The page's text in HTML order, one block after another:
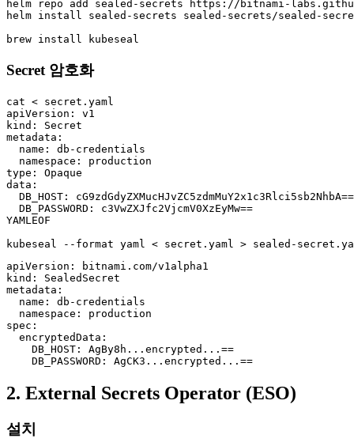
helm repo add sealed-secrets https://bitnami-
helm install sealed-secrets sealed-secrets/sealed-
brew install kubeseal
Secret 암호화
cat < secret.yaml
apiVersion: v1
kind: Secret
metadata:
  name: db-credentials
  namespace: production
type: Opaque
data:
  DB_HOST: cG9zdGdyZXMucHJvZC5zdmMuY2x1c3Rlci5sb2NhbA==
  DB_PASSWORD: c3VwZXJfc2VjcmV0XzEyMw==
YAMLEOF
kubeseal --format yaml < secret.yaml > sealed-
apiVersion: bitnami.com/v1alpha1
kind: SealedSecret
metadata:
  name: db-credentials
  namespace: production
spec:
  encryptedData:
    DB_HOST: AgBy8h...encrypted...==
    DB_PASSWORD: AgCK3...encrypted...==
2. External Secrets Operator (ESO)
설치